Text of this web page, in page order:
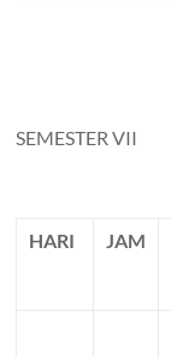
SEMESTER VII
HARI JAM